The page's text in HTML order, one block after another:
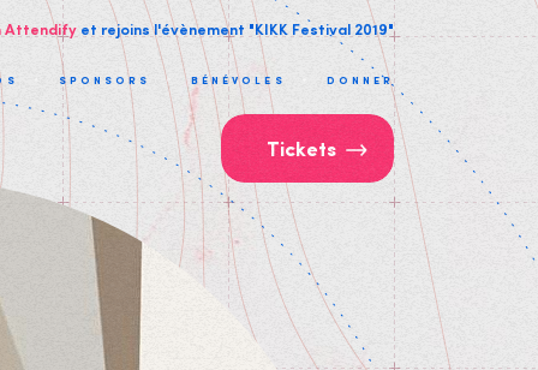
Tickets
SPONSORS BÉNÉVOLES DONNER
Attendify et rejoins l'évènement "KIKK Festival 2019"